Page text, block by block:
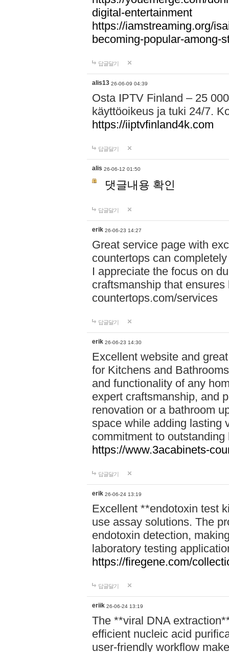
digital-entertainment
https://iamstreaming.org/
becoming-popular-among-
답글달기
alis13 26-06-09 04:39
Osta IPTV Finland – 25
käyttöoikeus ja tuki 24/7.
https://iiptvfinland4k.com
답글달기
alis 26-06-12 01:50
댓글내용 확인
답글달기
erik 26-06-23 14:27
Great service page with
countertops can
I appreciate the focus on
craftsmanship that
countertops.com/services
답글달기
erik 26-06-23 14:30
Excellent website and
for Kitchens and
and functionality of any
expert craftsmanship, and
renovation or a bathroom
space while adding lasting
commitment to
https://www.3acabinets-
답글달기
erik 26-06-24 13:19
Excellent **endotoxin test
use assay solutions. The
endotoxin detection,
laboratory testing
https://firegene.com/
답글달기
eriik 26-06-24 13:19
The **viral DNA
efficient nucleic acid
user-friendly workflow